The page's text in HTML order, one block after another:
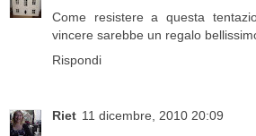
Come resistere a questa
vincere sarebbe un regalo
Rispondi
Riet 11 dicembre, 2010 20:09